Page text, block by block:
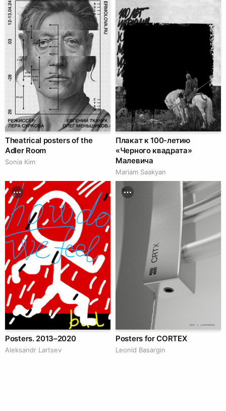
Theatrical posters of the
Adler Room
Sonia Kim
Плакат к 100-летию
«Черного квадрата»
Малевича
Mariam Saakyan
Posters. 2013–2020
Аleksandr Lartsev
Posters for CORTEX
Leonid Basargin